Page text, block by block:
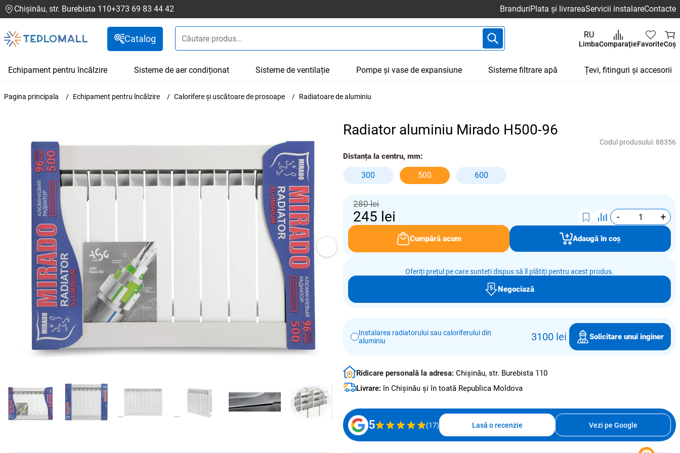
Chișinău, str. Burebista 110+373 69 83 44 42 BranduriPlata și livrareaServicii instalareContacte
Catalog RU
LimbaComparațieFavoriteCoș
Echipament pentru încălzire Sisteme de aer condiționat Sisteme de ventilație Pompe și vase de expansiune Sisteme filtrare apă Țevi, fitinguri și accesorii
Pagina principala Echipament pentru încălzire Calorifere și uscătoare de prosoape Radiatoare de aluminiu
Radiator aluminiu Mirado H500-96
Codul produsului: 88356
Distanța la centru, mm:
300 500 600
280 lei
245 lei - +
Cumpără acum Adaugă în coș
Oferiți prețul pe care sunteți dispus să îl plătiți pentru acest produs.
Negociază
Instalarea radiatorului sau caloriferului din
aluminiu
3100 lei Solicitare unui inginer
Ridicare personală la adresa: Chișinău, str. Burebista 110
Livrare:în Chișinău și în toată Republica Moldova
5 (17) Lasă o recenzie Vezi pe Google